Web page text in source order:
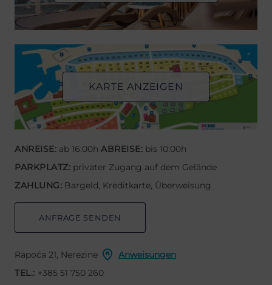
KARTE ANZEIGEN
ANREISE: ab 16:00h ABREISE: bis 10:00h
PARKPLATZ: privater Zugang auf dem Gelände
ZAHLUNG: Bargeld, Kreditkarte, Überweisung
ANFRAGE SENDEN
Rapoća 21, Nerezine
Anweisungen
TEL.: +385 51 750 260